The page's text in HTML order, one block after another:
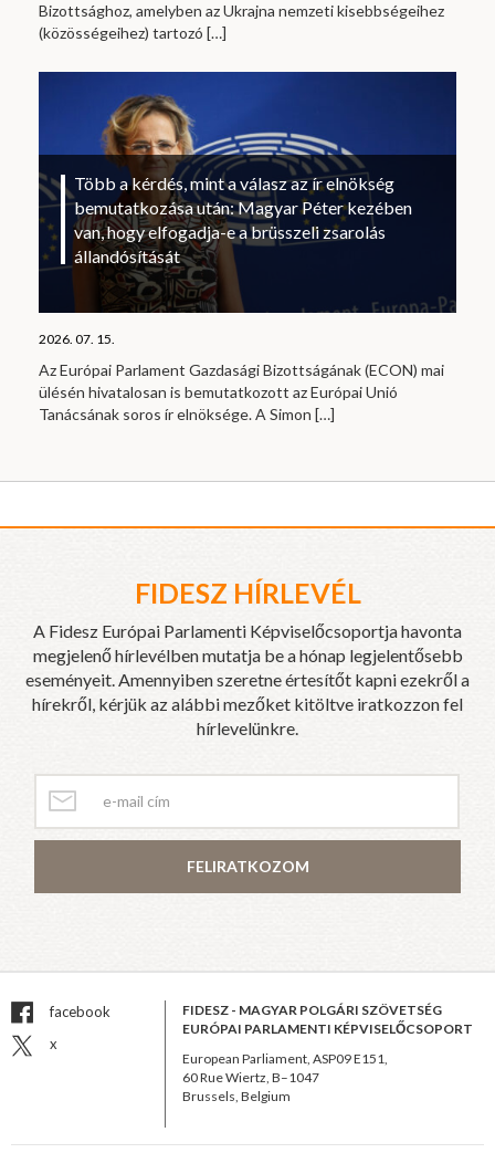
Bizottsághoz, amelyben az Ukrajna nemzeti kisebbségeihez
(közösségeihez) tartozó […]
Több a kérdés, mint a válasz az ír elnökség
bemutatkozása után: Magyar Péter kezében
van, hogy elfogadja-e a brüsszeli zsarolás
állandósítását
2026. 07. 15.
Az Európai Parlament Gazdasági Bizottságának (ECON) mai
ülésén hivatalosan is bemutatkozott az Európai Unió
Tanácsának soros ír elnöksége. A Simon […]
FIDESZ HÍRLEVÉL
A Fidesz Európai Parlamenti Képviselőcsoportja havonta
megjelenő hírlevélben mutatja be a hónap legjelentősebb
eseményeit. Amennyiben szeretne értesítőt kapni ezekről a
hírekről, kérjük az alábbi mezőket kitöltve iratkozzon fel
hírlevelünkre.
FELIRATKOZOM
facebook
x
FIDESZ - MAGYAR POLGÁRI SZÖVETSÉG
EURÓPAI PARLAMENTI KÉPVISELŐCSOPORT
European Parliament, ASP09 E151,
60 Rue Wiertz, B–1047
Brussels, Belgium